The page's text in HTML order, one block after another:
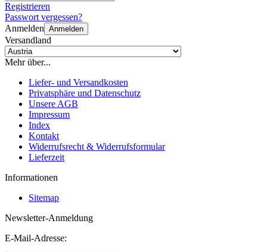
Registrieren
Passwort vergessen?
Anmelden Anmelden
Versandland
Mehr über...
Liefer- und Versandkosten
Privatsphäre und Datenschutz
Unsere AGB
Impressum
Index
Kontakt
Widerrufsrecht & Widerrufsformular
Lieferzeit
Informationen
Sitemap
Newsletter-Anmeldung
E-Mail-Adresse: